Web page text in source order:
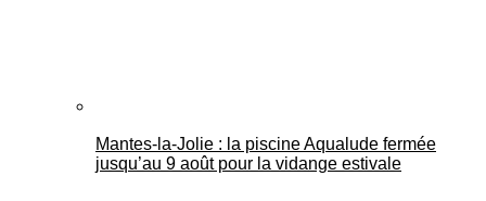
Mantes-la-Jolie : la piscine Aqualude fermée
jusqu’au 9 août pour la vidange estivale